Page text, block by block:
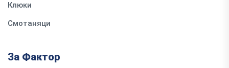
Клюки
Смотаняци
За Фактор